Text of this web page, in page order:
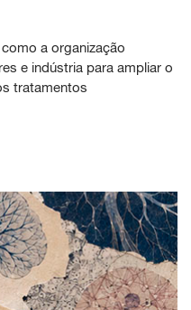
a organização
e indústria para ampliar o
tratamentos